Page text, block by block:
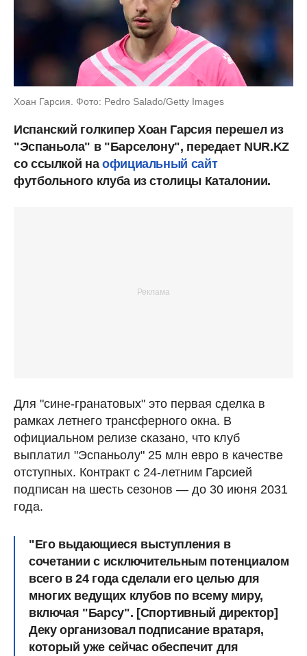
Хоан Гарсия. Фото: Pedro Salado/Getty Images
Испанский голкипер Хоан Гарсия перешел из
"Эспаньола" в "Барселону", передает NUR.KZ
со ссылкой на официальный сайт
футбольного клуба из столицы Каталонии.
Для "сине-гранатовых" это первая сделка в
рамках летнего трансферного окна. В
официальном релизе сказано, что клуб
выплатил "Эспаньолу" 25 млн евро в качестве
отступных. Контракт с 24-летним Гарсией
подписан на шесть сезонов — до 30 июня 2031
года.
"Его выдающиеся выступления в
сочетании с исключительным потенциалом
всего в 24 года сделали его целью для
многих ведущих клубов по всему миру,
включая "Барсу". [Спортивный директор]
Деку организовал подписание вратаря,
который уже сейчас обеспечит для